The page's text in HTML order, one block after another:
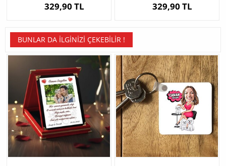
329,90 TL 329,90 TL
BUNLAR DA İLGINIZI ÇEKEBILIR !